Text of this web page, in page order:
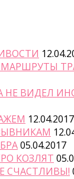
НЕ ВИДЕЛ
12.04.2017
05.04.2017
КОЗЛЯТ
СЧАСТЛИВЫ!